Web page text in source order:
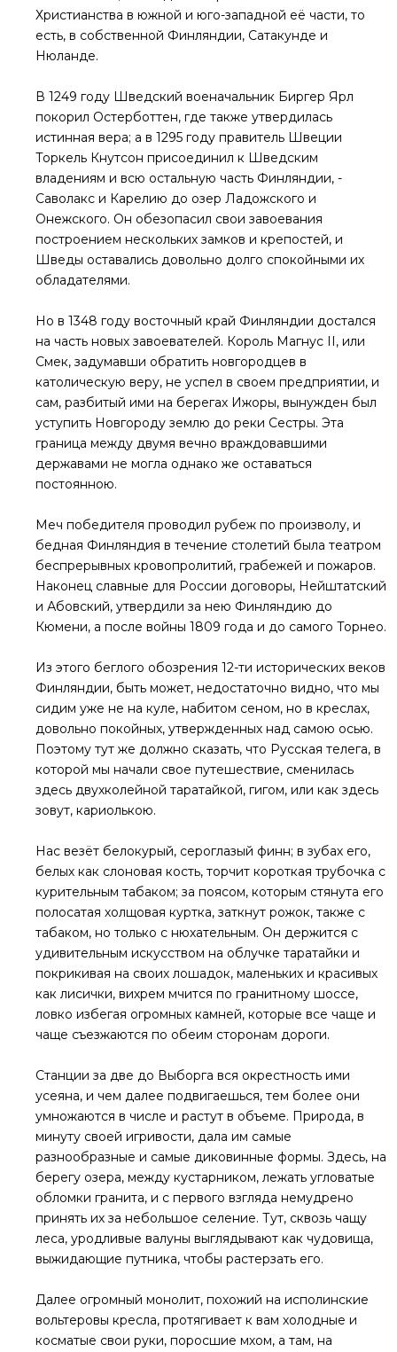
Христианства в южной и юго-западной её части, то
есть, в собственной Финляндии, Сатакунде и
Нюланде.
В 1249 году Шведский военачальник Биргер Ярл
покорил Остерботтен, где также утвердилась
истинная вера; а в 1295 году правитель Швеции
Торкель Кнутсон присоединил к Шведским
владениям и всю остальную часть Финляндии, -
Саволакс и Карелию до озер Ладожского и
Онежского. Он обезопасил свои завоевания
построением нескольких замков и крепостей, и
Шведы оставались довольно долго спокойными их
обладателями.
Но в 1348 году восточный край Финляндии достался
на часть новых завоевателей. Король Магнус II, или
Смек, задумавши обратить новгородцев в
католическую веру, не успел в своем предприятии, и
сам, разбитый ими на берегах Ижоры, вынужден был
уступить Новгороду землю до реки Сестры. Эта
граница между двумя вечно враждовавшими
державами не могла однако же оставаться
постоянною.
Меч победителя проводил рубеж по произволу, и
бедная Финляндия в течение столетий была театром
беспрерывных кровопролитий, грабежей и пожаров.
Наконец славные для России договоры, Нейштатский
и Абовский, утвердили за нею Финляндию до
Кюмени, а после войны 1809 года и до самого Торнео.
Из этого беглого обозрения 12-ти исторических веков
Финляндии, быть может, недостаточно видно, что мы
сидим уже не на куле, набитом сеном, но в креслах,
довольно покойных, утвержденных над самою осью.
Поэтому тут же должно сказать, что Русская телега, в
которой мы начали свое путешествие, сменилась
здесь двухколейной таратайкой, гигом, или как здесь
зовут, кариолькою.
Нас везёт белокурый, сероглазый финн; в зубах его,
белых как слоновая кость, торчит короткая трубочка с
курительным табаком; за поясом, которым стянута его
полосатая холщовая куртка, заткнут рожок, также с
табаком, но только с нюхательным. Он держится с
удивительным искусством на облучке таратайки и
покрикивая на своих лошадок, маленьких и красивых
как лисички, вихрем мчится по гранитному шоссе,
ловко избегая огромных камней, которые все чаще и
чаще съезжаются по обеим сторонам дороги.
Станции за две до Выборга вся окрестность ими
усеяна, и чем далее подвигаешься, тем более они
умножаются в числе и растут в объеме. Природа, в
минуту своей игривости, дала им самые
разнообразные и самые диковинные формы. Здесь, на
берегу озера, между кустарником, лежать угловатые
обломки гранита, и с первого взгляда немудрено
принять их за небольшое селение. Тут, сквозь чащу
леса, уродливые валуны выглядывают как чудовища,
выжидающие путника, чтобы растерзать его.
Далее огромный монолит, похожий на исполинские
вольтеровы кресла, протягивает к вам холодные и
косматые свои руки, поросшие мхом, а там, на